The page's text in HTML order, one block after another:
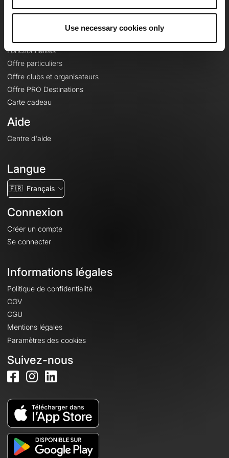
Use necessary cookies only
Fonctionnalités
Offre particuliers
Offre clubs et organisateurs
Offre PRO Destinations
Carte cadeau
Aide
Centre d'aide
Langue
🇫🇷 Français
Connexion
Créer un compte
Se connecter
Informations légales
Politique de confidentialité
CGV
CGU
Mentions légales
Paramètres des cookies
Suivez-nous